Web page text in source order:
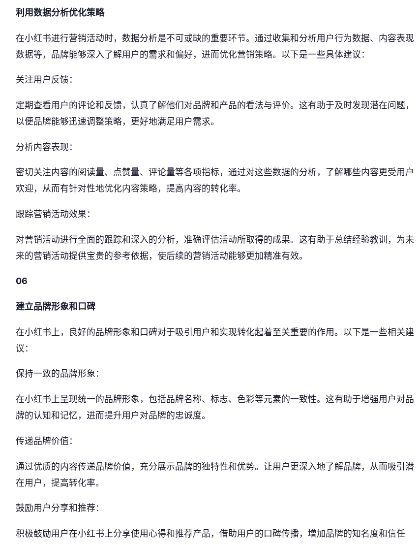
利用数据分析优化策略
在小红书进行营销活动时，数据分析是不可或缺的重要环节。通过收集和分析用户行为数据、内容表现
数据等，品牌能够深入了解用户的需求和偏好，进而优化营销策略。以下是一些具体建议：
关注用户反馈：
定期查看用户的评论和反馈，认真了解他们对品牌和产品的看法与评价。这有助于及时发现潜在问题，
以便品牌能够迅速调整策略，更好地满足用户需求。
分析内容表现：
密切关注内容的阅读量、点赞量、评论量等各项指标，通过对这些数据的分析，了解哪些内容更受用户
欢迎，从而有针对性地优化内容策略，提高内容的转化率。
跟踪营销活动效果：
对营销活动进行全面的跟踪和深入的分析，准确评估活动所取得的成果。这有助于总结经验教训，为未
来的营销活动提供宝贵的参考依据，使后续的营销活动能够更加精准有效。
06
建立品牌形象和口碑
在小红书上，良好的品牌形象和口碑对于吸引用户和实现转化起着至关重要的作用。以下是一些相关建
议：
保持一致的品牌形象：
在小红书上呈现统一的品牌形象，包括品牌名称、标志、色彩等元素的一致性。这有助于增强用户对品
牌的认知和记忆，进而提升用户对品牌的忠诚度。
传递品牌价值：
通过优质的内容传递品牌价值，充分展示品牌的独特性和优势。让用户更深入地了解品牌，从而吸引潜
在用户，提高转化率。
鼓励用户分享和推荐：
积极鼓励用户在小红书上分享使用心得和推荐产品，借助用户的口碑传播，增加品牌的知名度和信任